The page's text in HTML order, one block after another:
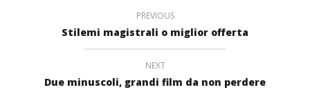
PREVIOUS
Stilemi magistrali o miglior offerta
NEXT
Due minuscoli, grandi film da non perdere